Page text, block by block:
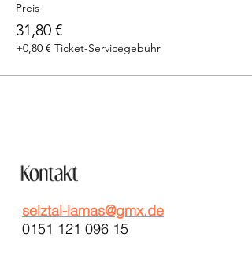
Preis
31,80 €
+0,80 € Ticket-Servicegebühr
selztal-lamas@gmx.de
0151 121 096 15